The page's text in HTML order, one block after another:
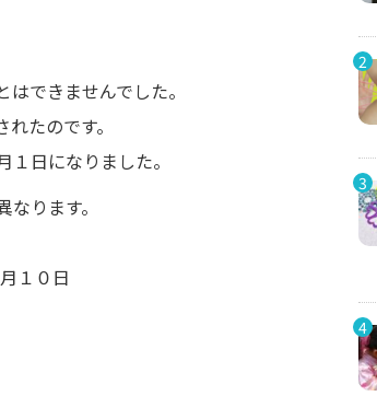
できませんでした。
たのです。
日になりました。
ります。
１０日
2
3
4